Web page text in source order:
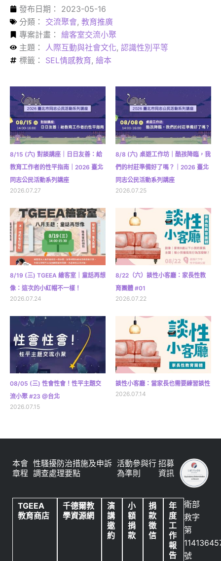
發布日期：
2023-05-16
分類：
交流聚會, 教育推廣
專案計畫： 繪客室交流小聚
主題：
人際互動與社會文化, 認識性別平等
標籤：
SEL情感教育, 繪本
8/15 (六) 對談講座｜日日友善：給
教育工作者的性平指南｜2026 臺北
同志公民活動系列講座
2026.07.27
8/8 (六) 桌遊工作坊｜酷孩降臨，我
們的村莊準備好了嗎？｜2026 臺北
同志公民活動系列講座
2026.07.25
8/19 (三) TGEEA 繪客室｜童話再想
像：這次的小紅帽不一樣！
2026.07.24
8/22（六）談性小客廳：家長性教
育團體 #01
2026.07.22
08/05 (三) 性會性會！性平主題交
流小聚 #23 @台北
2026.07.15
談性小客廳：當家長也需要練習談性
2026.07.14
本會
章程
性騷擾防治措施及申訴
調查處理要點
活動參與行
為準則
招募
資訊
TGEEA
教育商店
千德爾教
學資源網
演
講
邀
約
小
額
捐
款
捐
款
徵
信
年
度
工
作
報
告
衛部
救字
第
號